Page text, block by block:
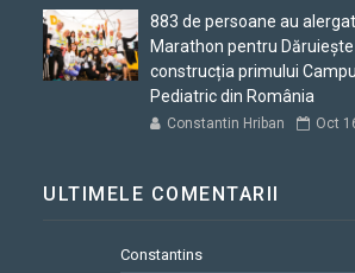
883 de persoane au
Marathon pentru
construcția primului
Pediatric din România
Constantin Hriban Oct
ULTIMELE COMENTARII
Constantins